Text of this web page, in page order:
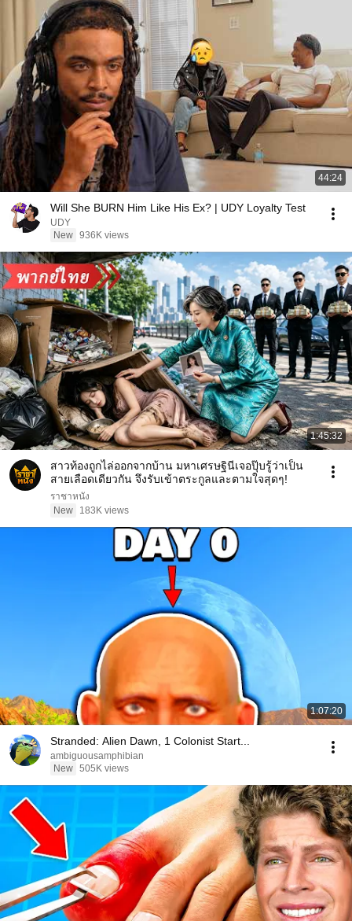
44:24
Will She BURN Him Like His Ex? | UDY Loyalty Test
UDY
New 936K views
1:45:32
สาวท้องถูกไล่ออกจากบ้าน มหาเศรษฐินีเจอปุ๊บรู้ว่าเป็น
สายเลือดเดียวกัน จึงรับเข้าตระกูลและตามใจสุดๆ!
ราชาหนัง
New
183K views
1:07:20
Stranded: Alien Dawn, 1 Colonist Start...
ambiguousamphibian
New 505K views